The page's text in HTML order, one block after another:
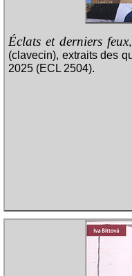
Éclats et derniers feux
(clavecin), extraits des
2025 (ECL 2504).